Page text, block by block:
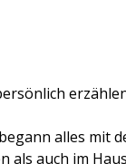
alles mit
als auch im